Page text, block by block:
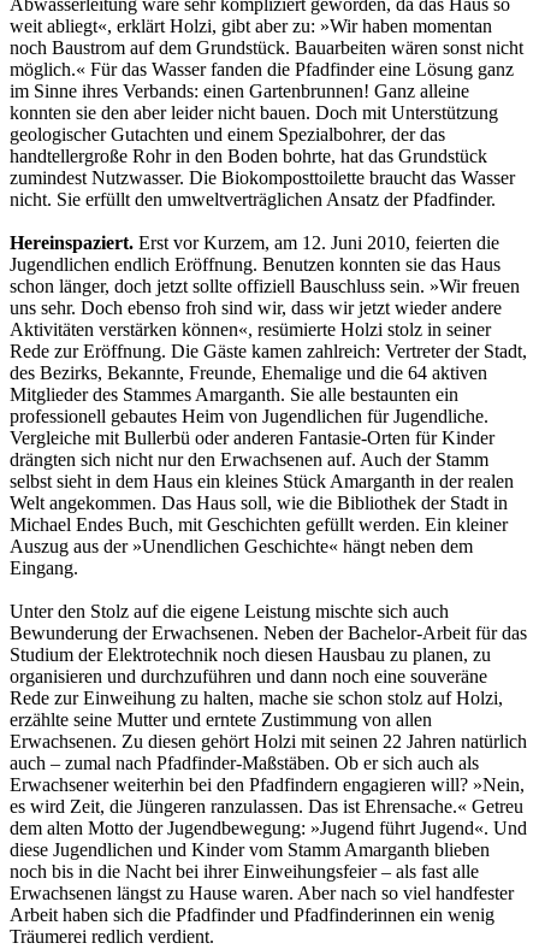
Abwasserleitung wäre sehr kompliziert geworden, da das Haus so
weit abliegt«, erklärt Holzi, gibt aber zu: »Wir haben momentan
noch Baustrom auf dem Grundstück. Bauarbeiten wären sonst nicht
möglich.« Für das Wasser fanden die Pfadfinder eine Lösung ganz
im Sinne ihres Verbands: einen Gartenbrunnen! Ganz alleine
konnten sie den aber leider nicht bauen. Doch mit Unterstützung
geologischer Gutachten und einem Spezialbohrer, der das
handtellergroße Rohr in den Boden bohrte, hat das Grundstück
zumindest Nutzwasser. Die Biokomposttoilette braucht das Wasser
nicht. Sie erfüllt den umweltverträglichen Ansatz der Pfadfinder.
Hereinspaziert. Erst vor Kurzem, am 12. Juni 2010, feierten die
Jugendlichen endlich Eröffnung. Benutzen konnten sie das Haus
schon länger, doch jetzt sollte offiziell Bauschluss sein. »Wir freuen
uns sehr. Doch ebenso froh sind wir, dass wir jetzt wieder andere
Aktivitäten verstärken können«, resümierte Holzi stolz in seiner
Rede zur Eröffnung. Die Gäste kamen zahlreich: Vertreter der Stadt,
des Bezirks, Bekannte, Freunde, Ehemalige und die 64 aktiven
Mitglieder des Stammes Amarganth. Sie alle bestaunten ein
professionell gebautes Heim von Jugendlichen für Jugendliche.
Vergleiche mit Bullerbü oder anderen Fantasie-Orten für Kinder
drängten sich nicht nur den Erwachsenen auf. Auch der Stamm
selbst sieht in dem Haus ein kleines Stück Amarganth in der realen
Welt angekommen. Das Haus soll, wie die Bibliothek der Stadt in
Michael Endes Buch, mit Geschichten gefüllt werden. Ein kleiner
Auszug aus der »Unendlichen Geschichte« hängt neben dem
Eingang.
Unter den Stolz auf die eigene Leistung mischte sich auch
Bewunderung der Erwachsenen. Neben der Bachelor-Arbeit für das
Studium der Elektrotechnik noch diesen Hausbau zu planen, zu
organisieren und durchzuführen und dann noch eine souveräne
Rede zur Einweihung zu halten, mache sie schon stolz auf Holzi,
erzählte seine Mutter und erntete Zustimmung von allen
Erwachsenen. Zu diesen gehört Holzi mit seinen 22 Jahren natürlich
auch – zumal nach Pfadfinder-Maßstäben. Ob er sich auch als
Erwachsener weiterhin bei den Pfadfindern engagieren will? »Nein,
es wird Zeit, die Jüngeren ranzulassen. Das ist Ehrensache.« Getreu
dem alten Motto der Jugendbewegung: »Jugend führt Jugend«. Und
diese Jugendlichen und Kinder vom Stamm Amarganth blieben
noch bis in die Nacht bei ihrer Einweihungsfeier – als fast alle
Erwachsenen längst zu Hause waren. Aber nach so viel handfester
Arbeit haben sich die Pfadfinder und Pfadfinderinnen ein wenig
Träumerei redlich verdient.